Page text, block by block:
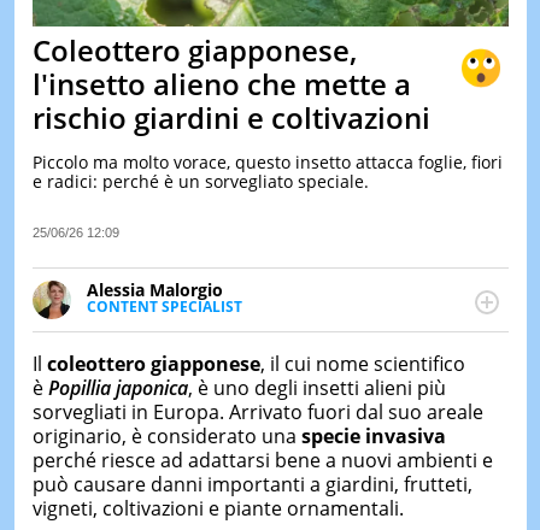
&
TEST
&
LE
DI
IERI
Coleottero giapponese,
l'insetto alieno che mette a
rischio giardini e coltivazioni
Piccolo ma molto vorace, questo insetto attacca foglie, fiori
e radici: perché è un sorvegliato speciale.
25/06/26 12:09
Alessia Malorgio
CONTENT SPECIALIST
Ha conseguito un Master in Marketing Management
occupa della creazione di contenuti in ottica SEO e
dello sviluppo di strategie marketing attraverso
canali digitali.
Il coleottero giapponese, il cui nome scientifico
èPopillia japonica, è uno degli insetti alieni più
sorvegliati in Europa. Arrivato fuori dal suo areale
originario, è considerato una specie invasiva
perché riesce ad adattarsi bene a nuovi ambienti e
può causare danni importanti a giardini, frutteti,
vigneti, coltivazioni e piante ornamentali.